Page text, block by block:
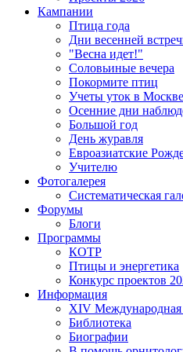
Кампании
Птица года
Дни весенней
"Весна идет!"
Соловьиные вечера
Покормите птиц
Учеты уток в
Осенние дни
Большой год
День журавля
Евроазиатские
Учителю
Фотогалерея
Систематическая
Форумы
Блоги
Программы
КОТР
Птицы и энергетика
Конкурс проектов
Информация
XIV Международная
Библиотека
Биографии